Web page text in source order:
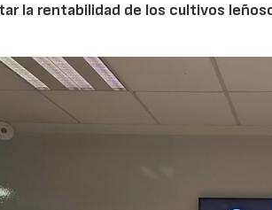
la rentabilidad de los cultivos